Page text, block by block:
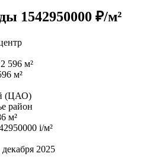
1542950000 ₽/м²
2 596 м²
м²
(ЦАО)
район
м²
i/м²
декабря 2025